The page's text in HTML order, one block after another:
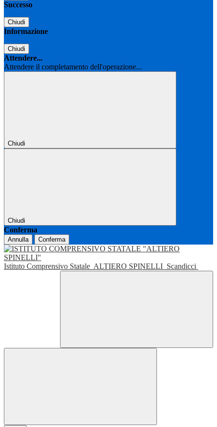
Successo
Chiudi
Informazione
Chiudi
Attendere...
Attendere il completamento dell'operazione...
Chiudi
Chiudi
Conferma
Annulla Conferma
Istituto Comprensivo Statale ALTIERO SPINELLI Scandicci